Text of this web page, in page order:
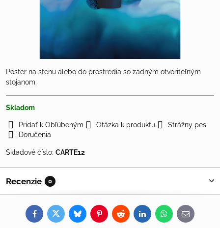
Poster na stenu alebo do prostredia so zadným otvoriteľným
stojanom.
Skladom
Pridať k Obľúbeným Otázka k produktu
Strážny pes
Doručenia
Skladové číslo: CARTE12
Recenzie 0
FacebookTwitterBlueskyPinterestRedditLinkedInWhatsApp
E-
mail